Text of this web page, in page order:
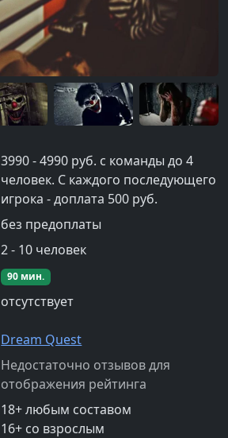
3990 - 4990 руб. с команды до 4
человек. С каждого последующего
игрока - доплата 500 руб.
без предоплаты
2- 10 человек
90 мин.
отсутствует
Dream Quest
Недостаточно отзывов для
отображения рейтинга
18+любым составом
16+ со взрослым